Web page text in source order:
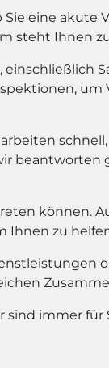
eine akute
steht Ihnen
um
beantworten
können.
Ihnen zu
sind immer für